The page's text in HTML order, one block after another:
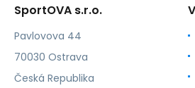
SportOVA s.r.o.
Pavlovova 44
70030 Ostrava
Česká Republika